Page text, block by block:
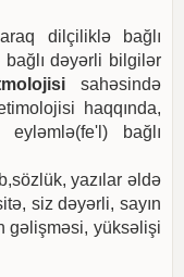
dilçiliklə bağlı
bağlı dəyərli bilgilər
sahəsində
haqqında,
bağlı
yazılar əldə
siz dəyərli, sayın
gəlişməsi, yüksəlişi